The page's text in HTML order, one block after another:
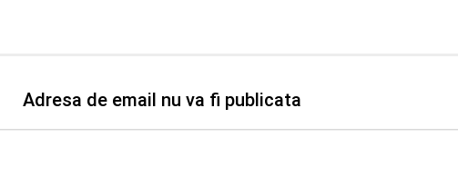
Adresa de email nu va fi publicata